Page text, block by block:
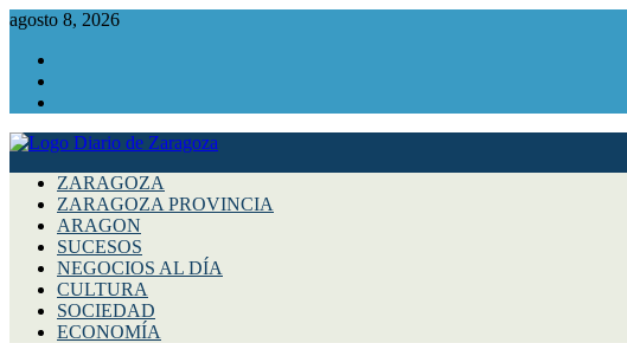
agosto 8, 2026
ZARAGOZA
ZARAGOZA PROVINCIA
ARAGON
SUCESOS
NEGOCIOS AL DÍA
CULTURA
SOCIEDAD
ECONOMÍA